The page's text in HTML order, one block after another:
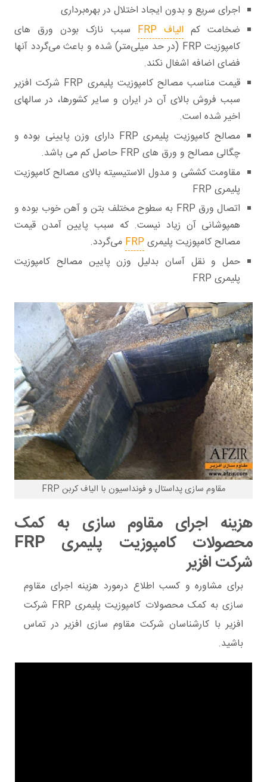
اجرای سریع و بدون ایجاد اختلال در بهره‌برداری
ضخامت کم الیاف FRP
سبب نازک بودن ورق های
کامپوزیت FRP (در حد میلی‌متر) شده و باعث می‌گردد آنها
فضای اضافه اشغال نکند.
قیمت مناسب مصالح کامپوزیت پلیمری FRP شرکت افزیر
سبب فروش بالای آن در ایران و سایر کشورها، در سالهای
اخیر شده است.
مصالح کامپوزیت پلیمری FRP دارای وزن پایینی بوده و
چگالی مصالح و ورق های FRP حاصل کم می باشد.
مقاومت کششی و مدول الاستیسیته بالای مصالح کامپوزیت
پلیمری FRP
اتصال ورق FRP به سطوح مختلف بتن و آهن خوب بوده و
همپوشانی آن زیاد نیست. که سبب پایین آمدن قیمت
مصالح کامپوزیت پلیمریFRP می‌گردد.
حمل و نقل آسان بدلیل وزن پایین مصالح کامپوزیت
پلیمری FRP
مقاوم سازی پداستال و فونداسیون با الیاف کربن FRP
هزینه اجرای مقاوم سازی به کمک
محصولات کامپوزیت پلیمری FRP
شرکت افزیر
برای مشاوره و کسب اطلاع درمورد هزینه اجرای مقاوم
سازی به کمک محصولات کامپوزیت پلیمری FRP شرکت
افزیر با کارشناسان شرکت مقاوم سازی افزیر در تماس
باشید.